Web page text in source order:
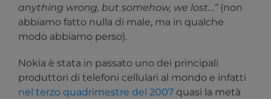
anything wrong, but somehow, we lost…” (non
abbiamo fatto nulla di male, ma in qualche
modo abbiamo perso).
Nokia è stata in passato uno dei principali
produttori di telefoni cellulari al mondo e infatti
nel terzo quadrimestre del 2007 quasi la metà